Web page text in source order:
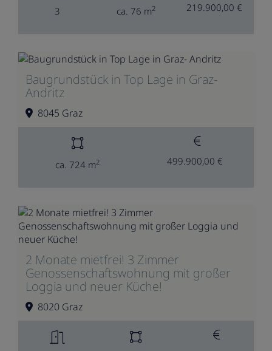
3 ca. 76 m2 219.900,00 €
Baugrundstück in Top Lage in Graz-
Andritz
8045 Graz
ca. 724 m2 499.900,00 €
2 Monate mietfrei! 3 Zimmer
Genossenschaftswohnung mit großer
Loggia und neuer Küche!
8020 Graz